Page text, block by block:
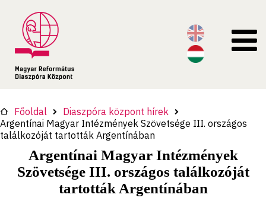
Főoldal
Diaszpóra központ hírek
Argentínai Magyar Intézmények Szövetsége III. országos
találkozóját tartották Argentínában
Argentínai Magyar Intézmények
Szövetsége III. országos találkozóját
tartották Argentínában